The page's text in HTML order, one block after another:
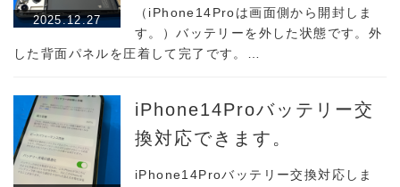
2025.12.27
（iPhone14Proは画面側から開封しま
す。）バッテリーを外した状態です。外
した背面パネルを圧着して完了です。…
iPhone14Proバッテリー交
換対応できます。
iPhone14Proバッテリー交換対応しま